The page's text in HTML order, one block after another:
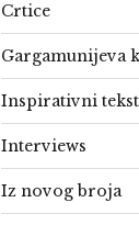
Crtice
Gargamunijeva
Inspirativni
Interviews
Iz novog broja